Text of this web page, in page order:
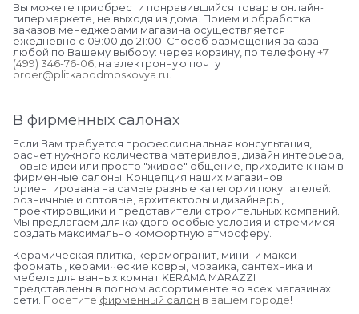
Вы можете приобрести понравившийся товар в онлайн-
гипермаркете, не выходя из дома. Прием и обработка
заказов менеджерами магазина осуществляется
ежедневно с 09:00 до 21:00. Способ размещения заказа
любой по Вашему выбору: через корзину, по телефону +7
(499) 346-76-06 , на электронную почту
order@plitkapodmoskovya.ru
В фирменных салонах
Если Вам требуется профессиональная консультация,
расчет нужного количества материалов, дизайн интерьера,
новые идеи или просто "живое" общение, приходите к нам в
фирменные салоны. Концепция наших магазинов
ориентирована на самые разные категории покупателей:
розничные и оптовые, архитекторы и дизайнеры,
проектировщики и представители строительных компаний.
Мы предлагаем для каждого особые условия и стремимся
создать максимально комфортную атмосферу.
Керамическая плитка, керамогранит, мини- и макси-
форматы, керамические ковры, мозаика, сантехника и
мебель для ванных комнат KERAMA MARAZZI
представлены в полном ассортименте во всех магазинах
сети. Посетите фирменный салон в вашем городе!